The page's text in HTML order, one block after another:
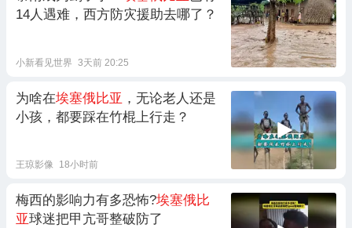
14人遇难，西方防灾援助去哪了？
小新看见世界 3天前 20:25
为啥在埃塞俄比亚 ，无论老人还是
小孩，都要踩在竹棍上行走？
王琼影像 18小时前
梅西的影响力有多恐怖?埃塞俄比
亚球迷把甲亢哥整破防了